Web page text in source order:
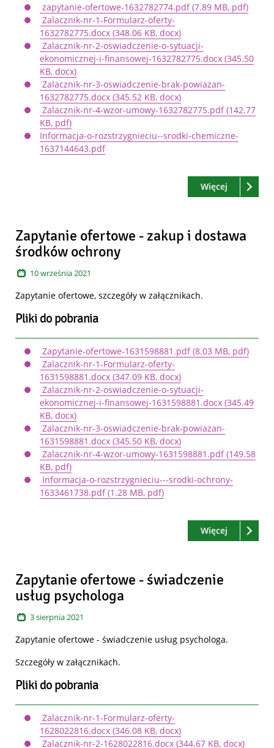
zapytanie-ofertowe-1632782774.pdf(7.89 MB, pdf)
Zalacznik-nr-1-Formularz-oferty-
1632782775.docx (348.06 KB, docx)
Zalacznik-nr-2-oswiadczenie-o-sytuacji-
ekonomicznej-i-finansowej-1632782775.docx (345.50
KB, docx)
Zalacznik-nr-3-oswiadczenie-brak-powiazan-
1632782775.docx (345.52 KB, docx)
Zalacznik-nr-4-wzor-umowy-1632782775.pdf(142.77
KB, pdf)
Informacja-o-rozstrzygnieciu--srodki-chemiczne-
1637144643.pdf
Czytaj
Więcej o:
Zapytanie ofertowe - zakup i dostawa
środków ochrony
10września2021
Zapytanie ofertowe, szczegóły w załącznikach.
Pliki do pobrania
Zapytanie-ofertowe-1631598881.pdf(8.03 MB, pdf)
Zalacznik-nr-1-Formularz-oferty-
1631598881.docx (347.09 KB, docx)
Zalacznik-nr-2-oswiadczenie-o-sytuacji-
ekonomicznej-i-finansowej-1631598881.docx (345.49
KB, docx)
Zalacznik-nr-3-oswiadczenie-brak-powiazan-
1631598881.docx (345.50 KB, docx)
Zalacznik-nr-4-wzor-umowy-1631598881.pdf(149.58
KB, pdf)
Informacja-o-rozstrzygnieciu---srodki-ochrony-
1633461738.pdf(1.28 MB, pdf)
Czytaj
Więcej o:
Zapytanie ofertowe - świadczenie
usług psychologa
3sierpnia2021
Zapytanie ofertowe - świadczenie usług psychologa.
Szczegóły w załącznikach.
Pliki do pobrania
Zalacznik-nr-1-Formularz-oferty-
1628022816.docx (346.08 KB, docx)
Zalacznik-nr-2-1628022816.docx (344.67 KB, docx)